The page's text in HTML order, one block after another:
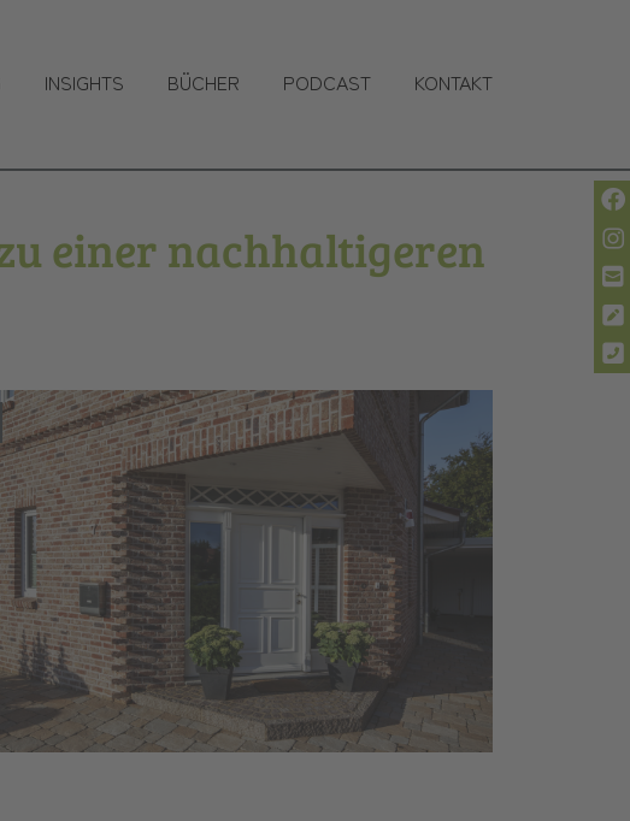
INSIGHTS (CURRENT)
BÜCHER PODCAST KONTAKT
einer nachhaltigeren